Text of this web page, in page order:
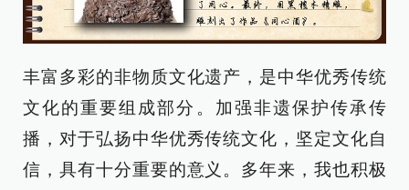
丰富多彩的非物质文化遗产，是中华优秀传统
文化的重要组成部分。加强非遗保护传承传
播，对于弘扬中华优秀传统文化，坚定文化自
信，具有十分重要的意义。多年来，我也积极